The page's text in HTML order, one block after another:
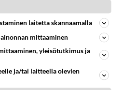
Vastattu 3pv
kohta olla jo
takaisin. muistan jokaisen
laitetta skannaamalla
mittaaminen
yleisötutkimus ja
ja/tai laitteella olevien